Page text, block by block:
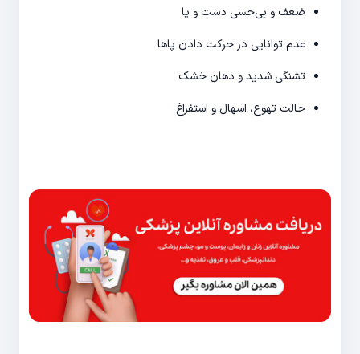
ضعف و بی‌حسی دست و پا
عدم توانایی در حرکت دادن پاها
تشنگی شدید و دهان خشک
حالت تهوع، اسهال و استفراغ